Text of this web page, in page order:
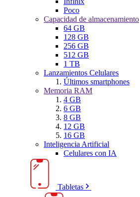
Poco
Capacidad de almacenamiento
64 GB
128 GB
256 GB
512 GB
1 TB
Lanzamientos Celulares
Últimos smartphones
Memoria RAM
4 GB
6 GB
8 GB
12 GB
16 GB
Inteligencia Artificial
Celulares con IA
Tabletas